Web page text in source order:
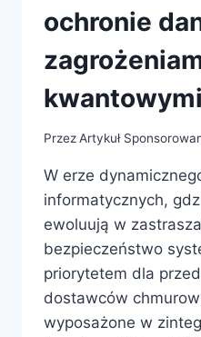
ochronie
kwantowymi
PrzezArtykuł
W erze
informatycznych,
ewoluują w
bezpieczeństwo
priorytetem dla
dostawców
wyposażone w